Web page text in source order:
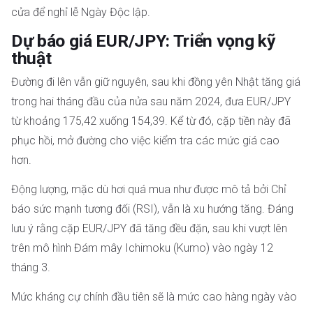
cửa để nghỉ lễ Ngày Độc lập.
Dự báo giá EUR/JPY: Triển vọng kỹ
thuật
Đường đi lên vẫn giữ nguyên, sau khi đồng yên Nhật tăng giá
trong hai tháng đầu của nửa sau năm 2024, đưa EUR/JPY
từ khoảng 175,42 xuống 154,39. Kể từ đó, cặp tiền này đã
phục hồi, mở đường cho việc kiểm tra các mức giá cao
hơn.
Động lượng, mặc dù hơi quá mua như được mô tả bởi Chỉ
báo sức mạnh tương đối (RSI), vẫn là xu hướng tăng. Đáng
lưu ý rằng cặp EUR/JPY đã tăng đều đặn, sau khi vượt lên
trên mô hình Đám mây Ichimoku (Kumo) vào ngày 12
tháng 3.
Mức kháng cự chính đầu tiên sẽ là mức cao hàng ngày vào